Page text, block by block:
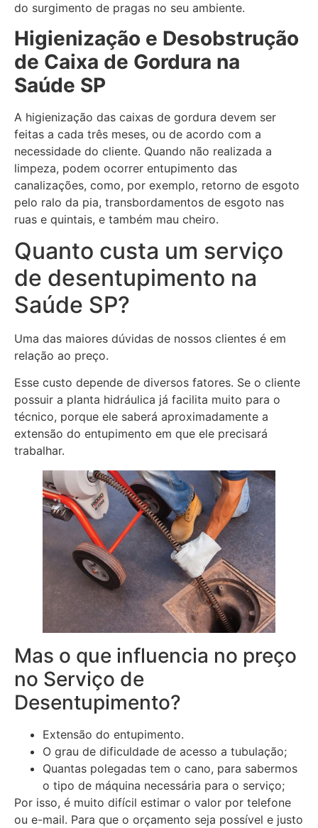
do surgimento de pragas no seu ambiente.
Higienização e Desobstrução
de Caixa de Gordura na
Saúde SP
A higienização das caixas de gordura devem ser
feitas a cada três meses, ou de acordo com a
necessidade do cliente. Quando não realizada a
limpeza, podem ocorrer entupimento das
canalizações, como, por exemplo, retorno de esgoto
pelo ralo da pia, transbordamentos de esgoto nas
ruas e quintais, e também mau cheiro.
Quanto custa um serviço
de desentupimento na
Saúde SP?
Uma das maiores dúvidas de nossos clientes é em
relação ao preço.
Esse custo depende de diversos fatores. Se o cliente
possuir a planta hidráulica já facilita muito para o
técnico, porque ele saberá aproximadamente a
extensão do entupimento em que ele precisará
trabalhar.
Mas o que influencia no preço
no Serviço de
Desentupimento?
Extensão do entupimento.
O grau de dificuldade de acesso a tubulação;
Quantas polegadas tem o cano, para sabermos
o tipo de máquina necessária para o serviço;
Por isso, é muito difícil estimar o valor por telefone
ou e-mail. Para que o orçamento seja possível e justo